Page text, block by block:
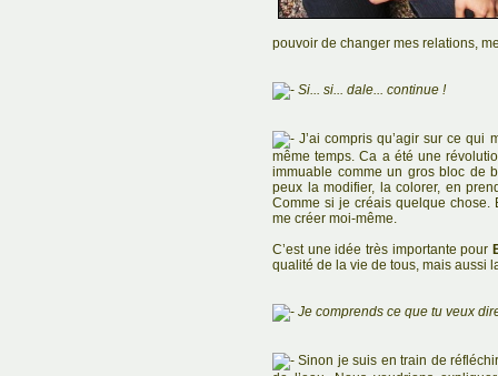
pouvoir de changer mes relations,
Si... si... dale... continue !
J’ai compris qu’agir sur ce qui
même temps. Ca a été une
immuable comme un gros bloc de
peux la modifier, la colorer, en
Comme si je créais quelque chose.
me créer moi-même.
C’est une idée très importante pour
qualité de la vie de tous, mais aussi
Je comprends ce que tu veux
Sinon je suis en train de